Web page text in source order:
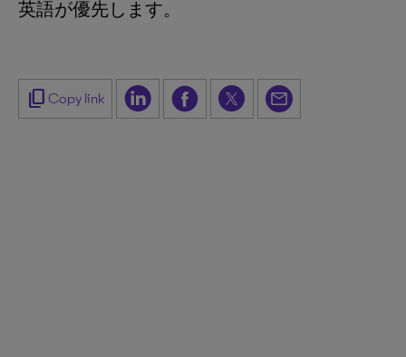
英語が優先します。
content_copy Copy link